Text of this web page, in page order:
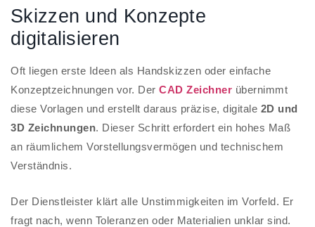
Skizzen und Konzepte
digitalisieren
Oft liegen erste Ideen als Handskizzen oder einfache
Konzeptzeichnungen vor. Der CAD Zeichner übernimmt
diese Vorlagen und erstellt daraus präzise, digitale 2D und
3D Zeichnungen. Dieser Schritt erfordert ein hohes Maß
an räumlichem Vorstellungsvermögen und technischem
Verständnis.
Der Dienstleister klärt alle Unstimmigkeiten im Vorfeld. Er
fragt nach, wenn Toleranzen oder Materialien unklar sind.